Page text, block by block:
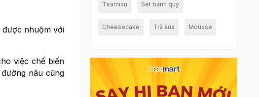
nhuộm với
việc chế biến
nâu cũng
Tiramisu Set bánh quy
Cheesecake Trà sữa Mousse